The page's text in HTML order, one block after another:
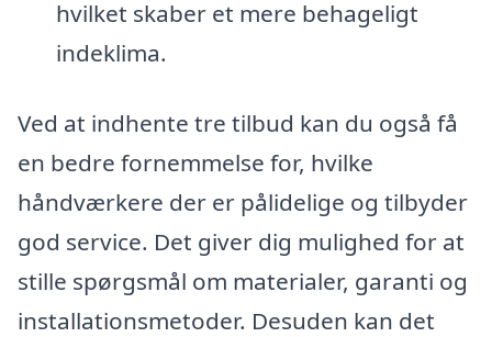
hvilket skaber et mere behageligt
indeklima.
Ved at indhente tre tilbud kan du også få
en bedre fornemmelse for, hvilke
håndværkere der er pålidelige og tilbyder
god service. Det giver dig mulighed for at
stille spørgsmål om materialer, garanti og
installationsmetoder. Desuden kan det